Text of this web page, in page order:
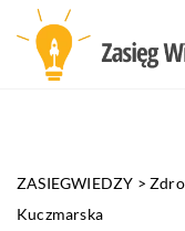
ZASIEGWIEDZY >
Kuczmarska